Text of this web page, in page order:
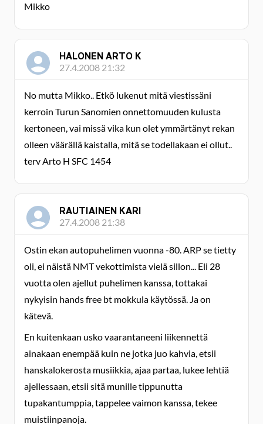
Mikko
HALONEN ARTO K
27.4.2008 21:32
No mutta Mikko.. Etkö lukenut mitä viestissäni
kerroin Turun Sanomien onnettomuuden kulusta
kertoneen, vai missä vika kun olet ymmärtänyt rekan
olleen väärällä kaistalla, mitä se todellakaan ei ollut..
terv Arto H SFC 1454
RAUTIAINEN KARI
27.4.2008 21:38
Ostin ekan autopuhelimen vuonna -80. ARP se tietty
oli, ei näistä NMT vekottimista vielä sillon... Eli 28
vuotta olen ajellut puhelimen kanssa, tottakai
nykyisin hands free bt mokkula käytössä. Ja on
kätevä.
En kuitenkaan usko vaarantaneeni liikennettä
ainakaan enempää kuin ne jotka juo kahvia, etsii
hanskalokerosta musiikkia, ajaa partaa, lukee lehtiä
ajellessaan, etsii sitä munille tippunutta
tupakantumppia, tappelee vaimon kanssa, tekee
muistiinpanoja.